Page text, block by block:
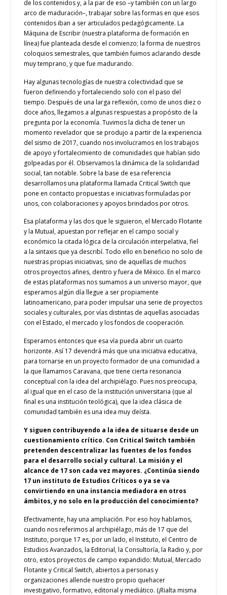
de los contenidos y, a la par de eso –y también con un largo
arco de maduración–, trabajar sobre las formas en que esos
contenidos iban a ser articulados pedagógicamente. La
Máquina de Escribir (nuestra plataforma de formación en
línea) fue planteada desde el comienzo; la forma de nuestros
coloquios semestrales, que también fuimos aclarando desde
muy temprano, y que fue madurando.
Hay algunas tecnologías de nuestra colectividad que se
fueron definiendo y fortaleciendo solo con el paso del
tiempo. Después de una larga reflexión, como de unos diez o
doce años, llegamos a algunas respuestas a propósito de la
pregunta por la economía. Tuvimos la dicha de tener un
momento revelador que se produjo a partir de la experiencia
del sismo de 2017, cuando nos involucramos en los trabajos
de apoyo y fortalecimiento de comunidades que habían sido
golpeadas por él. Observamos la dinámica de la solidaridad
social, tan notable. Sobre la base de esa referencia
desarrollamos una plataforma llamada Critical Switch que
pone en contacto propuestas e iniciativas formuladas por
unos, con colaboraciones y apoyos brindados por otros.
Esa plataforma y las dos que le siguieron, el Mercado Flotante
y la Mutual, apuestan por reflejar en el campo social y
económico la citada lógica de la circulación interpelativa, fiel
a la sintaxis que ya describí. Todo ello en beneficio no solo de
nuestras propias iniciativas, sino de aquellas de muchos
otros proyectos afines, dentro y fuera de México. En el marco
de estas plataformas nos sumamos a un universo mayor, que
esperamos algún día llegue a ser propiamente
latinoamericano, para poder impulsar una serie de proyectos
sociales y culturales, por vías distintas de aquellas asociadas
con el Estado, el mercado y los fondos de cooperación.
Esperamos entonces que esa vía pueda abrir un cuarto
horizonte. Así 17 devendrá más que una iniciativa educativa,
para tornarse en un proyecto formador de una comunidad a
la que llamamos Caravana, que tiene cierta resonancia
conceptual con la idea del archipiélago. Pues nos preocupa,
al igual que en el caso de la institución universitaria (que al
final es una institución teológica), que la idea clásica de
comunidad también es una idea muy deísta.
Y siguen contribuyendo a la idea de situarse desde un
cuestionamiento crítico. Con Critical Switch también
pretenden descentralizar las fuentes de los fondos
para el desarrollo social y cultural. La misión y el
alcance de 17 son cada vez mayores. ¿Continúa siendo
17 un instituto de Estudios Críticos o ya se va
convirtiendo en una instancia mediadora en otros
ámbitos, y no solo en la producción del conocimiento?
Efectivamente, hay una ampliación. Por eso hoy hablamos,
cuando nos referimos al archipiélago, más de 17 que del
Instituto, porque 17 es, por un lado, el Instituto, el Centro de
Estudios Avanzados, la Editorial, la Consultoría, la Radio y, por
otro, estos proyectos de campo expandido: Mutual, Mercado
Flotante y Critical Switch, abiertos a personas y
organizaciones allende nuestro propio quehacer
investigativo, formativo, editorial y mediático. (¡Rialta misma